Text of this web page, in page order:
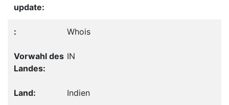
Whois
IN
Indien